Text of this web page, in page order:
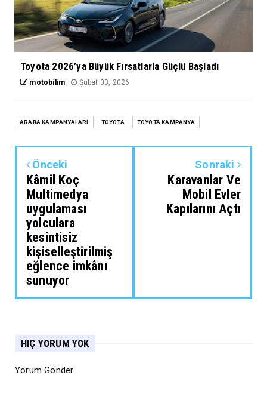
Toyota 2026’ya Büyük Fırsatlarla Güçlü Başladı
motobilim Şubat 03, 2026
ARABA KAMPANYALARI TOYOTA TOYOTA KAMPANYA
Önceki
Kâmil Koç
Multimedya
uygulaması
yolculara
kesintisiz
kişiselleştirilmiş
eğlence imkânı
sunuyor
Sonraki
Karavanlar Ve
Mobil Evler
Kapılarını Açtı
HIÇ YORUM YOK
Yorum Gönder